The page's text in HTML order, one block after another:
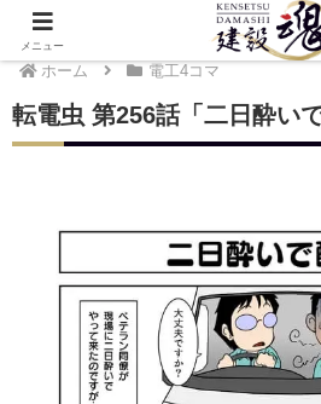
ホーム 電工4コマ
転電虫 第256話「二日酔いで
メニュー